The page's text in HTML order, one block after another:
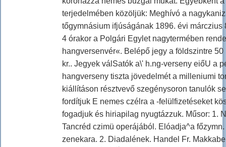
terjedelmében közöljük: Meghívó a
tőgymnásium ifjúságának 1896. évi márczius
4 órakor a Polgári Egylet nagytermében
hangversenvér«. Belépő jegy a földszintre 50
kr.. Jegyek válSatók a\' h.ng-verseny eiőU a
hangverseny tiszta jövedelmét a milleniumi
kiállításon résztvevő szegénysoron tanulók
fordítjuk E nemes czélra a -felülfizetéseket
fogadjuk és hiriapilag nyugtázzuk. Műsor: 1.
Tancréd czimü operájából. Elóadja^a
zenekara. 2. Diadalének. Handel Fr.